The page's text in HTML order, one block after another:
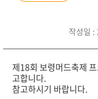
작성일 :
제18회 보령머드축제
고합니다.
참고하시기 바랍니다.